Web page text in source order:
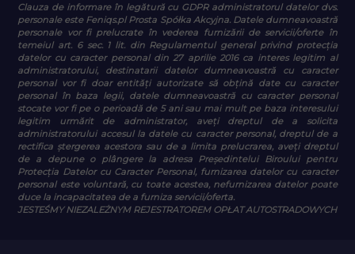
Clauza de informare în legătură cu GDPR administratorul datelor dvs.
personale este Feniqs.pl Prosta Spółka Akcyjna. Datele dumneavoastră
personale vor fi prelucrate în vederea furnizării de servicii/oferte în
temeiul art. 6 sec. 1 lit. din Regulamentul general privind protecția
datelor cu caracter personal din 27 aprilie 2016 ca interes legitim al
administratorului, destinatarii datelor dumneavoastră cu caracter
personal vor fi doar entități autorizate să obțină date cu caracter
personal în baza legii, datele dumneavoastră cu caracter personal
stocate vor fi pe o perioadă de 5 ani sau mai mult pe baza interesului
legitim urmărit de administrator, aveți dreptul de a solicita
administratorului accesul la datele cu caracter personal, dreptul de a
rectifica ștergerea acestora sau de a limita prelucrarea, aveți dreptul
de a depune o plângere la adresa Președintelui Biroului pentru
Protecția Datelor cu Caracter Personal, furnizarea datelor cu caracter
personal este voluntară, cu toate acestea, nefurnizarea datelor poate
duce la incapacitatea de a furniza servicii/oferta.
JESTEŚMY NIEZALEŻNYM REJESTRATOREM OPŁAT AUTOSTRADOWYCH